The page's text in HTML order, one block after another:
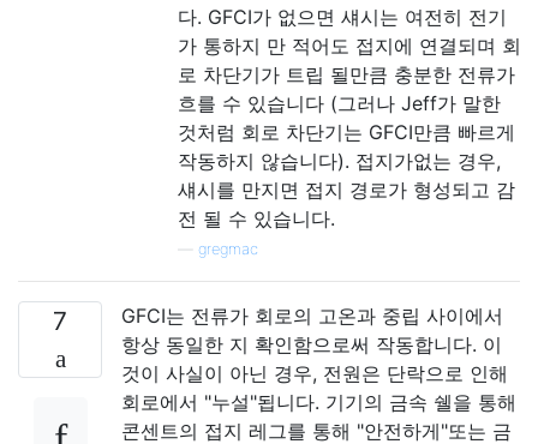
다. GFCI가 없으면 섀시는 여전히 전기
가 통하지 만 적어도 접지에 연결되며 회
로 차단기가 트립 될만큼 충분한 전류가
흐를 수 있습니다 (그러나 Jeff가 말한
것처럼 회로 차단기는 GFCI만큼 빠르게
작동하지 않습니다). 접지가없는 경우,
섀시를 만지면 접지 경로가 형성되고 감
전 될 수 있습니다.
gregmac
7
GFCI는 전류가 회로의 고온과 중립 사이에서
항상 동일한 지 확인함으로써 작동합니다. 이
것이 사실이 아닌 경우, 전원은 단락으로 인해
회로에서 "누설"됩니다. 기기의 금속 쉘을 통해
콘센트의 접지 레그를 통해 "안전하게"또는 금